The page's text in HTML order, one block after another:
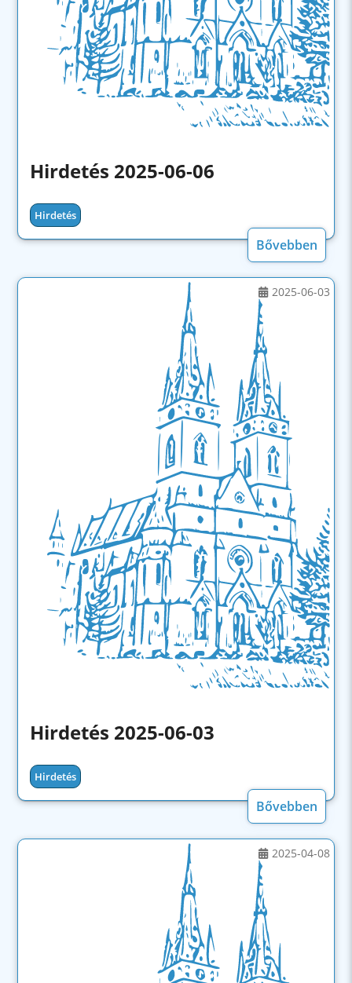
Hirdetés 2025-06-06
Hirdetés
Bővebben
Hirdetés 2025-06-03
Hirdetés
2025-06-03
Bővebben
2025-04-08